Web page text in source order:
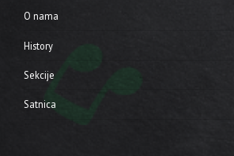
O nama
History
Sekcije
Satnica